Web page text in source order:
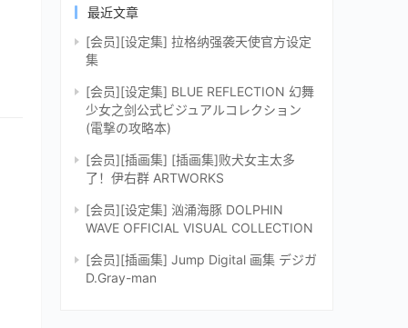
最近文章
[会员][设定集] 拉格纳强袭天使官方设定
集
[会员][设定集] BLUE REFLECTION 幻舞
少女之剑公式ビジュアルコレクション
(電撃の攻略本)
[会员][插画集] [插画集]败犬女主太多
了！伊右群 ARTWORKS
[会员][设定集] 汹涌海豚 DOLPHIN
WAVE OFFICIAL VISUAL COLLECTION
[会员][插画集] Jump Digital 画集 デジガ
D.Gray-man